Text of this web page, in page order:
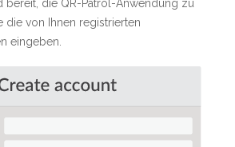
bereit, die QR-Patrol-Anwendung zu
die von Ihnen registrierten
eingeben.